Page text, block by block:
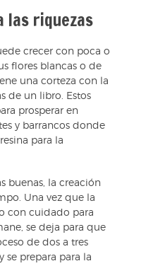
las riquezas
crecer con poca o
flores blancas o de
una corteza con la
de un libro. Estos
prosperar en
y barrancos donde
para la
buenas, la creación
Una vez que la
con cuidado para
se deja para que
de dos a tres
se prepara para la